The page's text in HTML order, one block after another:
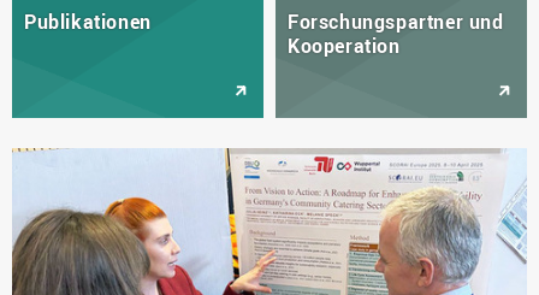
Publikationen
Forschungspartner und
Kooperation